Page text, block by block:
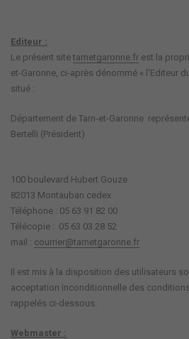
Editeur :
Le présent site tarnetgaronne.fr est la
et-Garonne, ci-après dénommé « l'Editeur
situé :
Département de Tarn-et-Garonne
Bertelli
100 boulevard Hubert Gouze
82013 Montauban cedex
Téléphone : 05 63 91 82 00
Télécopie : 05 63 03 28 52
mail : courrier@tarnetgaronne.fr
Il est mis à la disposition des utilisateurs
acceptation inconditionnelle des
rappelés ci-dessous.
Webmaster :